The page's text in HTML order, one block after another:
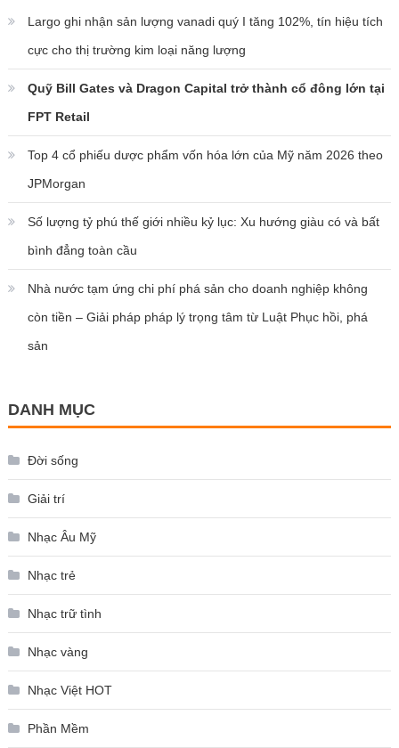
Largo ghi nhận sản lượng vanadi quý I tăng 102%, tín hiệu tích
cực cho thị trường kim loại năng lượng
Quỹ Bill Gates và Dragon Capital trở thành cổ đông lớn tại
FPT Retail
Top 4 cổ phiếu dược phẩm vốn hóa lớn của Mỹ năm 2026 theo
JPMorgan
Số lượng tỷ phú thế giới nhiều kỷ lục: Xu hướng giàu có và bất
bình đẳng toàn cầu
Nhà nước tạm ứng chi phí phá sản cho doanh nghiệp không
còn tiền – Giải pháp pháp lý trọng tâm từ Luật Phục hồi, phá
sản
DANH MỤC
Đời sống
Giải trí
Nhạc Âu Mỹ
Nhạc trẻ
Nhạc trữ tình
Nhạc vàng
Nhạc Việt HOT
Phần Mềm